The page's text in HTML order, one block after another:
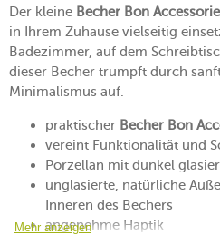
Der kleine Becher Bon
in Ihrem Zuhause vielseitig
Badezimmer, auf dem
dieser Becher trumpft durch
Minimalismus auf.
praktischer Becher Bon
vereint Funktionalität und
Porzellan mit dunkel
unglasierte, natürliche
Inneren des Bechers
angenehme Haptik
Mehr anzeigen